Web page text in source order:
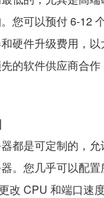
您可以预付 6-12
硬件升级费用，以
的软件供应商合
都是可定制的，
。您几乎可以配
改 CPU 和端口速